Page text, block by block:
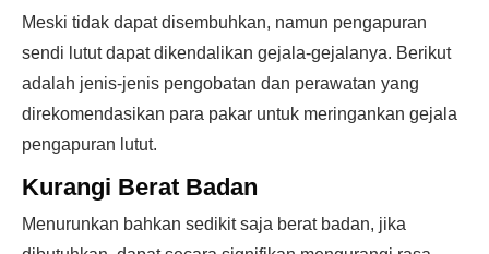
Meski tidak dapat disembuhkan, namun pengapuran
sendi lutut dapat dikendalikan gejala-gejalanya. Berikut
adalah jenis-jenis pengobatan dan perawatan yang
direkomendasikan para pakar untuk meringankan gejala
pengapuran lutut.
Kurangi Berat Badan
Menurunkan bahkan sedikit saja berat badan, jika